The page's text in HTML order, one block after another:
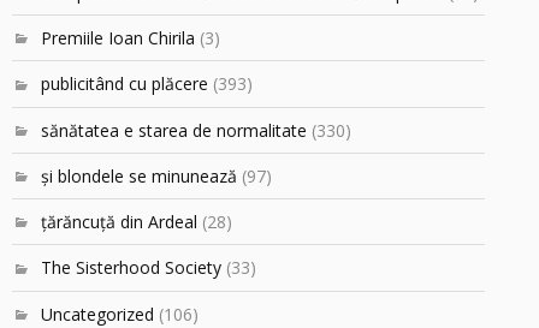
Premiile Ioan Chirila (3)
publicitând cu plăcere (393)
sănătatea e starea de normalitate (330)
şi blondele se minunează (97)
ţărăncuţă din Ardeal (28)
The Sisterhood Society (33)
Uncategorized (106)